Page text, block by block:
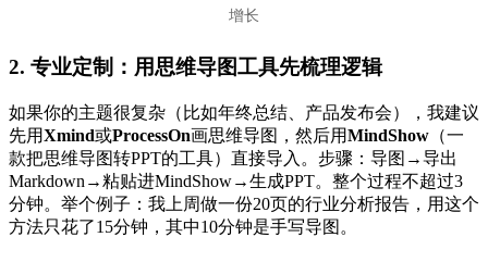
增长
2. 专业定制：用思维导图工具先梳理逻辑
如果你的主题很复杂（比如年终总结、产品发布会），我建议
先用Xmind或ProcessOn画思维导图，然后用MindShow （一
款把思维导图转PPT的工具）直接导入。步骤：导图→导出
Markdown→粘贴进MindShow→生成PPT。整个过程不超过3
分钟。举个例子：我上周做一份20页的行业分析报告，用这个
方法只花了15分钟，其中10分钟是手写导图。